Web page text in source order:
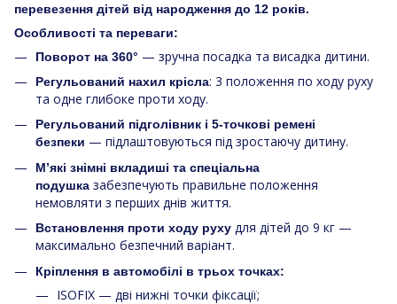
перевезення дітей від народження до 12 років.
Особливості та переваги:
Поворот на 360° — зручна посадка та висадка дитини.
Регульований нахил крісла: 3 положення по ходу руху
та одне глибоке проти ходу.
Регульований підголівник і 5-точкові ремені
безпеки — підлаштовуються під зростаючу дитину.
М’які знімні вкладиші та спеціальна
подушка забезпечують правильне положення
немовляти з перших днів життя.
Встановлення проти ходу руху для дітей до 9 кг —
максимально безпечний варіант.
Кріплення в автомобілі в трьох точках:
ISOFIX — дві нижні точки фіксації;